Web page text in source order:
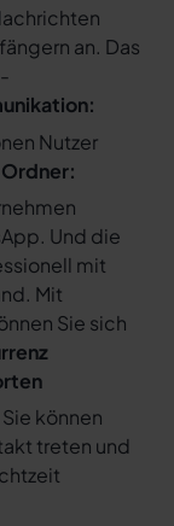
an. Das
Nutzer
Und die
mit
Mit
Sie sich
Sie können
treten und